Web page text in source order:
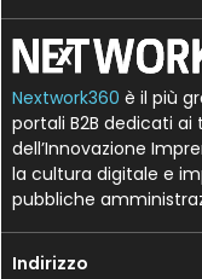
Nextwork360 è il più
portali B2B dedicati
dell’Innovazione
la cultura digitale e
pubbliche
Indirizzo